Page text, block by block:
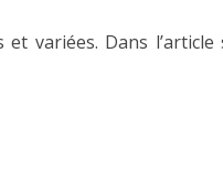
variées. Dans